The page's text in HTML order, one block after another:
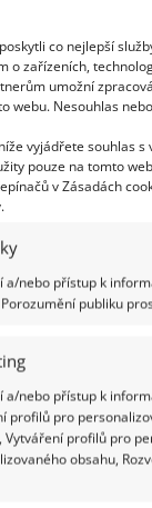
co nejlepší
o zařízeních,
umožní
webu. Nesouhlas
vyjádřete souhlas
pouze na tomto
v Zásadách
a/nebo přístup k
publiku
a/nebo přístup k
profilů pro
Vytváření profilů pro
obsahu,
stůl je
celá
Interiér
se na nákup
určitě hodit
stůl dělal
věcí. Jídelní stůl
v
být
bydlíte v
že budete
lze v domácnosti
rostlin. Jestliže
jsou víc